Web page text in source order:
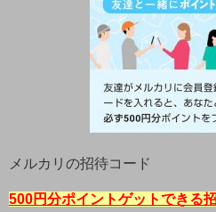
メルカリの招待コード
500円分ポイントゲットできる